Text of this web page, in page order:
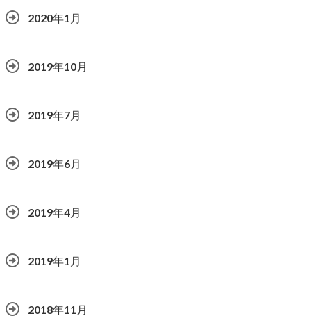
2020年1月
2019年10月
2019年7月
2019年6月
2019年4月
2019年1月
2018年11月